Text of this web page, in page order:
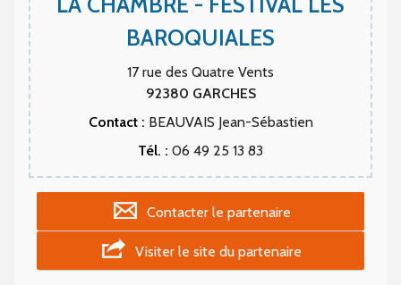
BAROQUIALES
17 rue des Quatre Vents
92380 GARCHES
Contact : BEAUVAIS Jean-Sébastien
Tél. : 06 49 25 13 83
Contacter le partenaire
Visiter le site du partenaire